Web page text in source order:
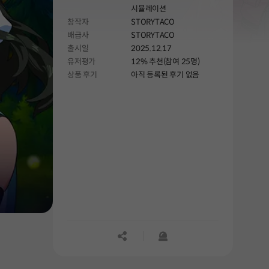
시뮬레이션
창작자
STORYTACO
배급사
STORYTACO
출시일
2025.12.17
유저평가
12% 추천(참여 25명)
상품 후기
아직 등록된 후기 없음
공유하기신고하기